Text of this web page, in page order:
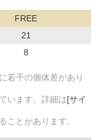
FREE
21
8
若干の個体差があり
います。詳細は[サイ
ことがあります。